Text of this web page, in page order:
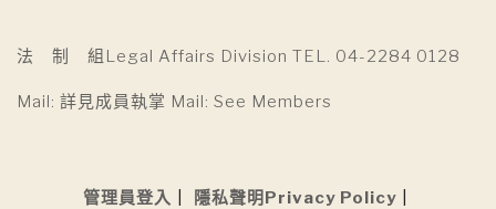
法 制 組Legal Affairs Division TEL. 04-2284 0128
Mail: 詳見成員執掌 Mail: See Members
管理員登入
隱私聲明Privacy Policy